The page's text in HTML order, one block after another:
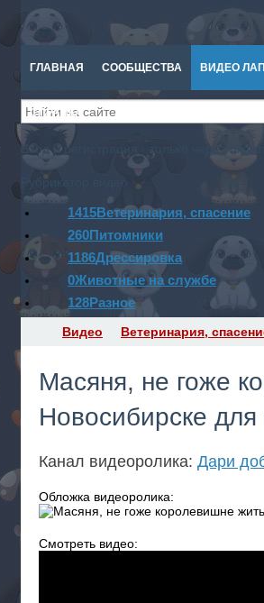
ГЛАВНАЯ СООБЩЕСТВА ВИДЕО
СПРАВКА
Вход и регистрация - только через
Рубрикатор видео
1415Ветеринария, спасение
260Питомники
1186Дрессировка
0Животные на службе
128Разное
Видео Ветеринария,
Масяня, не гоже
Новосибирске
Канал видеоролика: Дари
Обложка видеоролика:
Смотреть видео: